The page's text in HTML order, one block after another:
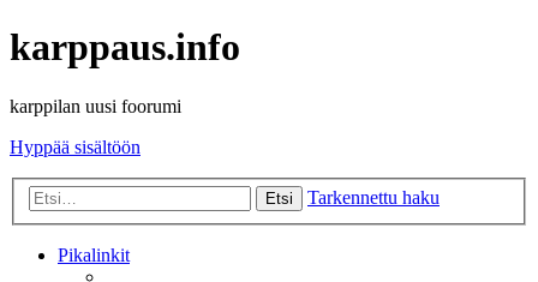
karppaus.info
karppilan uusi foorumi
Hyppää sisältöön
Etsi Tarkennettu haku
Pikalinkit